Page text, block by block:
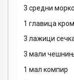
3 средни
1 главица
3 лажици
3 мали
1 мал компир